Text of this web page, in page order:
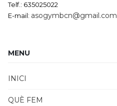
Telf.: 635025022
E-mail: asogymbcn@gmail.com
MENU
INICI
QUÈ FEM